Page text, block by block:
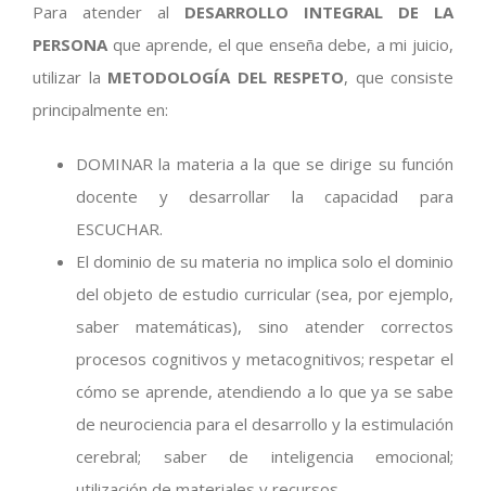
Para atender al DESARROLLO INTEGRAL DE LA
PERSONA que aprende, el que enseña debe, a mi juicio,
utilizar la METODOLOGÍA DEL RESPETO, que consiste
principalmente en:
DOMINAR la materia a la que se dirige su función
docente y desarrollar la capacidad para
ESCUCHAR.
El dominio de su materia no implica solo el dominio
del objeto de estudio curricular (sea, por ejemplo,
saber matemáticas), sino atender correctos
procesos cognitivos y metacognitivos; respetar el
cómo se aprende, atendiendo a lo que ya se sabe
de neurociencia para el desarrollo y la estimulación
cerebral; saber de inteligencia emocional;